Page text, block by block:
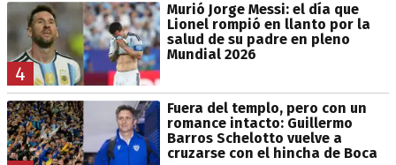
4
Murió Jorge Messi: el día que
Lionel rompió en llanto por la
salud de su padre en pleno
Mundial 2026
Fuera del templo, pero con un
romance intacto: Guillermo
Barros Schelotto vuelve a
cruzarse con el hincha de Boca